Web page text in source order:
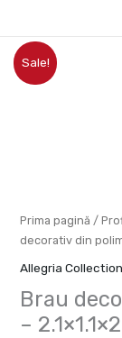
content
Sale!
Prima pagină /
decorativ din
Allegria Collection
Brau
–
Cantitate
Brau
2.1x1.1x200
cm